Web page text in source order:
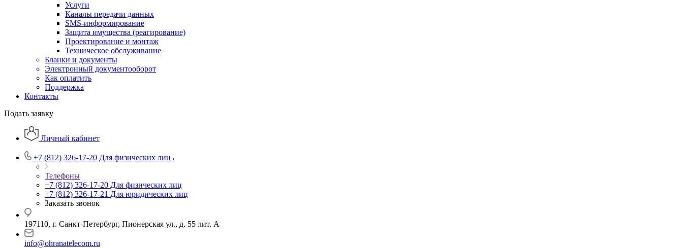
Услуги
Каналы передачи данных
SMS-информирование
Защита имущества (реагирование)
Проектирование и монтаж
Техническое обслуживание
Бланки и документы
Электронный документооборот
Как оплатить
Поддержка
Контакты
Подать заявку
Личный кабинет
+7 (812) 326-17-20 Для физических лиц
Телефоны
+7 (812) 326-17-20 Для физических лиц
+7 (812) 326-17-21 Для юридических лиц
Заказать звонок
197110, г. Санкт-Петербург, Пионерская ул., д. 55 лит. А
info@ohranatelecom.ru